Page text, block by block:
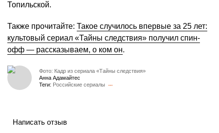
Топильской.
Также прочитайте: Такое случилось впервые за 25 лет:
культовый сериал «Тайны следствия» получил спин-
офф — рассказываем, о ком он.
Фото: Кадр из сериала «Тайны следствия»
Анна Адамайтес
Теги: Российские сериалы
Написать отзыв